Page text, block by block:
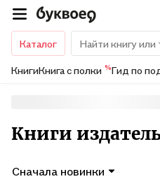
Каталог
КнигиКнига с полки %Гид по
Книги
Сначала новинки